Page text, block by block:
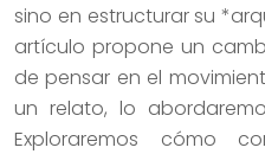
sino en estructurar su
artículo propone un
de pensar en el
un relato, lo
Exploraremos cómo